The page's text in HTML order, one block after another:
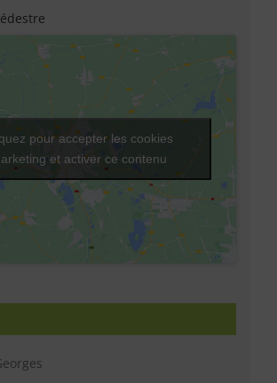
pour accepter les cookies
et activer ce contenu